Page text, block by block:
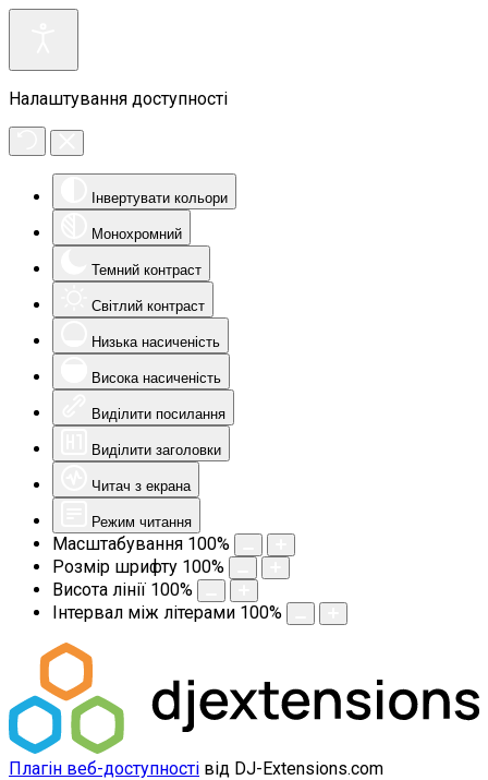
Налаштування доступності
Інвертувати кольори
Монохромний
Темний контраст
Світлий контраст
Низька насиченість
Висока насиченість
Виділити посилання
Виділити заголовки
Читач з екрана
Режим читання
Масштабування 100%
Розмір шрифту 100%
Висота лінії 100%
Інтервал між літерами 100%
Плагін веб-доступності від DJ-Extensions.com